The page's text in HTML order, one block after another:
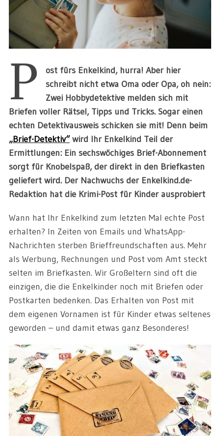
P
ost fürs Enkelkind, hurra! Aber hier
schreibt nicht etwa Oma oder Opa, oh nein:
Zwei Hobbydetektive melden sich mit
Briefen voller Rätsel, Tipps und Tricks. Sogar einen
echten Detektivausweis schicken sie mit! Denn beim
„Brief-Detektiv“wird Ihr Enkelkind Teil der
Ermittlungen: Ein sechswöchiges Brief-Abonnement
sorgt für Knobelspaß, der direkt in den Briefkasten
geliefert wird. Der Nachwuchs der Enkelkind.de-
Redaktion hat die Krimi-Post für Kinder ausprobiert
Wann hat Ihr Enkelkind zum letzten Mal echte Post
erhalten? In Zeiten von Emails und WhatsApp-
Nachrichten sterben Brieffreundschaften aus. Mehr
als Werbung, Rechnungen und Post vom Amt steckt
selten im Briefkasten. Wir Großeltern sind oft die
einzigen, die die Enkelkinder noch mit Briefen oder
Postkarten bedenken. Das Erhalten von Post mit
dem eigenen Vornamen ist für Kinder etwas seltenes
geworden – und damit etwas ganz Besonderes!